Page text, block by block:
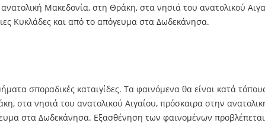
Μακεδονία, στη Θράκη, στα νησιά του ανατολικού
Κυκλάδες και από το απόγευμα στα Δωδεκάνησα.
σποραδικές καταιγίδες. Τα φαινόμενα θα είναι κατά
στα νησιά του ανατολικού Αιγαίου, πρόσκαιρα στην
στα Δωδεκάνησα. Εξασθένηση των φαινομένων